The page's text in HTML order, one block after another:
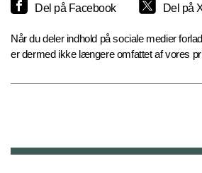
Del på Facebook Del på
Når du deler indhold på sociale medier
er dermed ikke længere omfattet af vores